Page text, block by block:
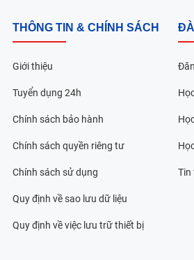
THÔNG TIN & CHÍNH SÁCH
Giới thiệu
Tuyển dụng 24h
Chính sách bảo hành
Chính sách quyền riêng tư
Chính sách sử dụng
Quy định về sao lưu dữ liệu
Quy định về việc lưu trữ thiết bị
Tin